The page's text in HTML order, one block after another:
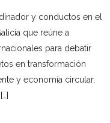
y conductos en el
que reúne a
para debatir
en transformación
y economía circular,